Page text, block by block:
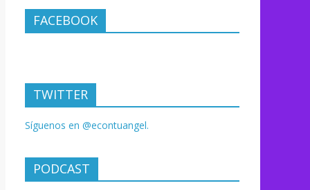
FACEBOOK
TWITTER
Síguenos en @econtuangel.
PODCAST